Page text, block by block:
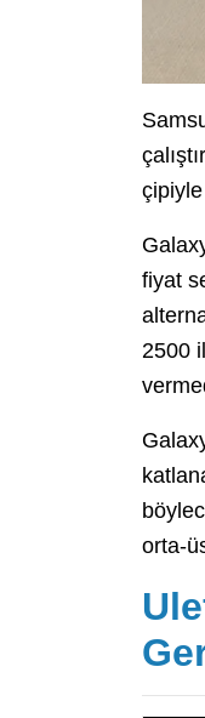
fiyat
2500
orta-